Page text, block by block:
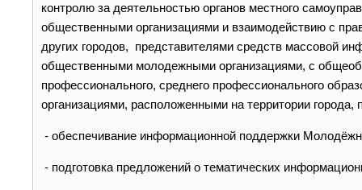
контролю за деятельностью органов местного
общественными организациями и взаимодействию с
других городов, представителями средств массовой
общественными молодежными организациями, с
профессионального, среднего профессионального
организациями, расположенными на территории
- обеспечивание информационной поддержки
- подготовка предложений о тематических